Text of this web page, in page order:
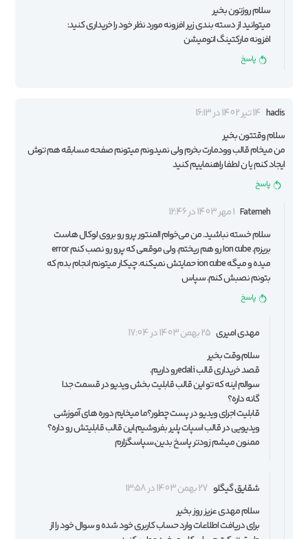
سلام روزتون بخیر
میتوانید از دسته بندی زیر افزونه مورد نظر خود را خریداری کنید:
افزونه مارکتینگ اتومیشن
پاسخ
hadis 14 تیر 1402 در 16:13
سلام وقتتون بخیر
من میخام قالب وودمارت بخرم ولی نمیدونم میتونم صفحه مسابقه هم توش
ایجاد کنم یا ن لطفا راهنماییم کنید
پاسخ
Fatemeh 1 مهر 1403 در 12:46
سلام خسته نباشید. من می‌خوام المنتور پرو رو بروی لوکال هاست
بریزم. Ion cube رو هم ریختم. ولی موقعی که پرو رو نصب کنم error
میده و میگه ion cube حمایتش نمیکنه. چیکار میتونم انجام بدم که
بتونم نصبش کنم. سپاس
پاسخ
مهدی امیری 25 بهمن 1403 در 17:04
سلام.وقت بخیر
قصد خریداری قالب edaliرو داریم.
سوالم اینه که تو این قالب قابلیت بخش ویدیو در قسمت جدا
گانه داره؟
قابلیت اجرای ویدیو در پست چطور؟ما میخایم دوره های آموزشی
ویدیویی در قالب اسپات پلیر بفروشیم.این قالب قابلیتش رو داره؟
ممنون میشم زودتر پاسخ بدین.سپاسگزارم
شقایق گیگلو 27 بهمن 1403 در 13:58
سلام مهدی عزیز روز بخیر
برای دریافت اطلاعات وارد حساب کاربری خود شده و سوال خود را از